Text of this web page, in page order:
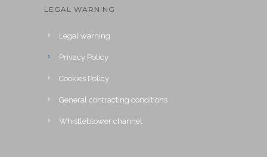
LEGAL WARNING
Legal warning
Privacy Policy
Cookies Policy
General contracting conditions
Whistleblower channel